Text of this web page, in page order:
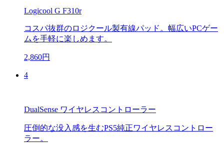
Logicool G F310r
コスパ抜群のロジクール製有線パッド。幅広いPCゲー
ムを手軽に楽しめます。
2,860円
4
DualSense ワイヤレスコントローラー
圧倒的な没入感を生むPS5純正ワイヤレスコントロー
ラー。